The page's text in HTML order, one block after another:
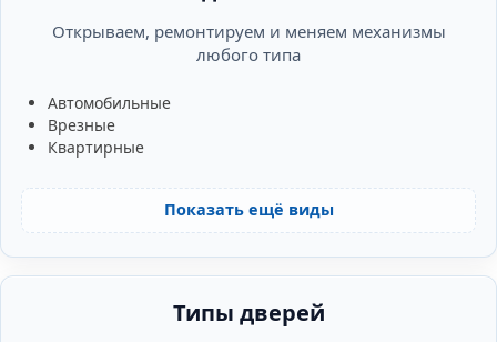
Открываем, ремонтируем и меняем механизмы
любого типа
Автомобильные
Врезные
Квартирные
Показать ещё виды
Типы дверей